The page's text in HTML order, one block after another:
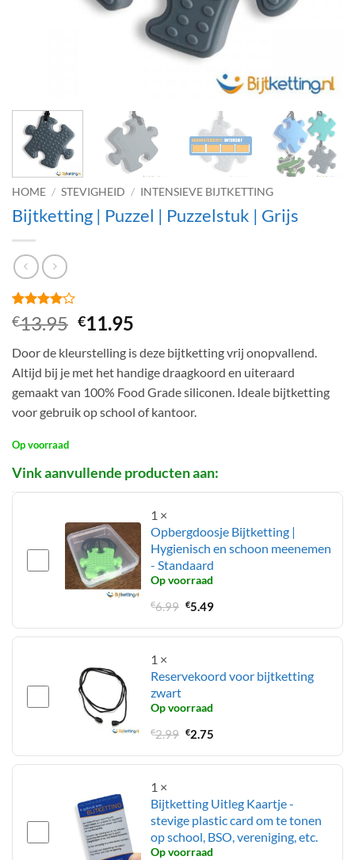
HOME / STEVIGHEID / INTENSIEVE BIJTKETTING
Bijtketting | Puzzel | Puzzelstuk | Grijs
Gewaardeerd
4op 5
op
1
klantbeoordeling
€13.95 Oorspronkelijke
was:
€13.95.
€11.95
is:
€11.95.
Door de kleurstelling is deze bijtketting vrij onopvallend.
Altijd bij je met het handige draagkoord en uiteraard
gemaakt van 100% Food Grade siliconen. Ideale bijtketting
voor gebruik op school of kantoor.
Op voorraad
1 ×
Opbergdoosje Bijtketting |
Hygienisch en schoon meenemen
- Standaard
Op voorraad
€6.99 Oorspronkelijke
was:
€5.49Huidige
is:
1 ×
Reservekoord voor bijtketting
zwart
Op voorraad
€2.99 Oorspronkelijke
was:
€2.75Huidige
is:
1 ×
Bijtketting Uitleg Kaartje -
stevige plastic card om te tonen
op school, BSO, vereniging, etc.
Op voorraad